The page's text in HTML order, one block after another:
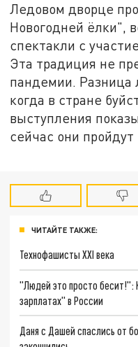
Ледовом дворце
Новогодней ёлки",
спектакли с
Эта традиция не
пандемии. Разница
когда в стране
выступления
сейчас они
ЧИТАЙТЕ ТАКЖЕ:
Технофашисты XXI века
"Людей это просто бесит!":
зарплатах" в России
Даня с Дашей спаслись от